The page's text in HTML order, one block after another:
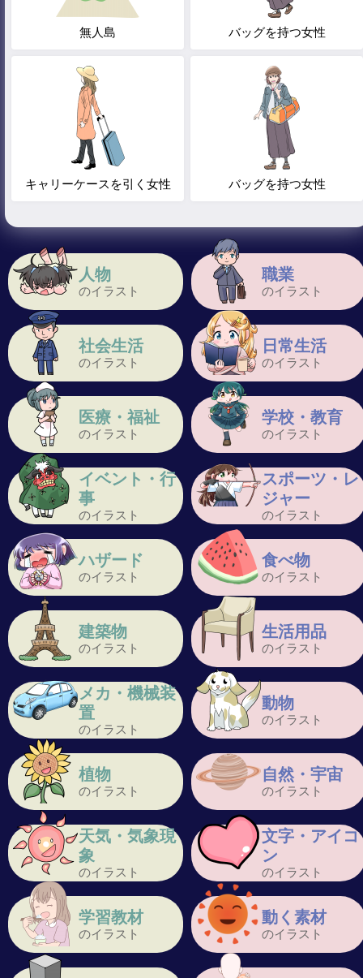
人物
のイラスト
職業
のイラスト
社会生活
のイラスト
日常生活
のイラスト
医療・福祉
のイラスト
学校・教育
のイラスト
イベント・行
事
のイラスト
スポーツ・レ
ジャー
のイラスト
ハザード
のイラスト
食べ物
のイラスト
建築物
のイラスト
生活用品
のイラスト
メカ・機械装
置
のイラスト
動物
のイラスト
植物
のイラスト
自然・宇宙
のイラスト
天気・気象現
象
のイラスト
文字・アイコ
ン
のイラスト
学習教材
のイラスト
動く素材
のイラスト
無人島 バッグを持つ女性
キャリーケースを引く女性 バッグを持つ女性